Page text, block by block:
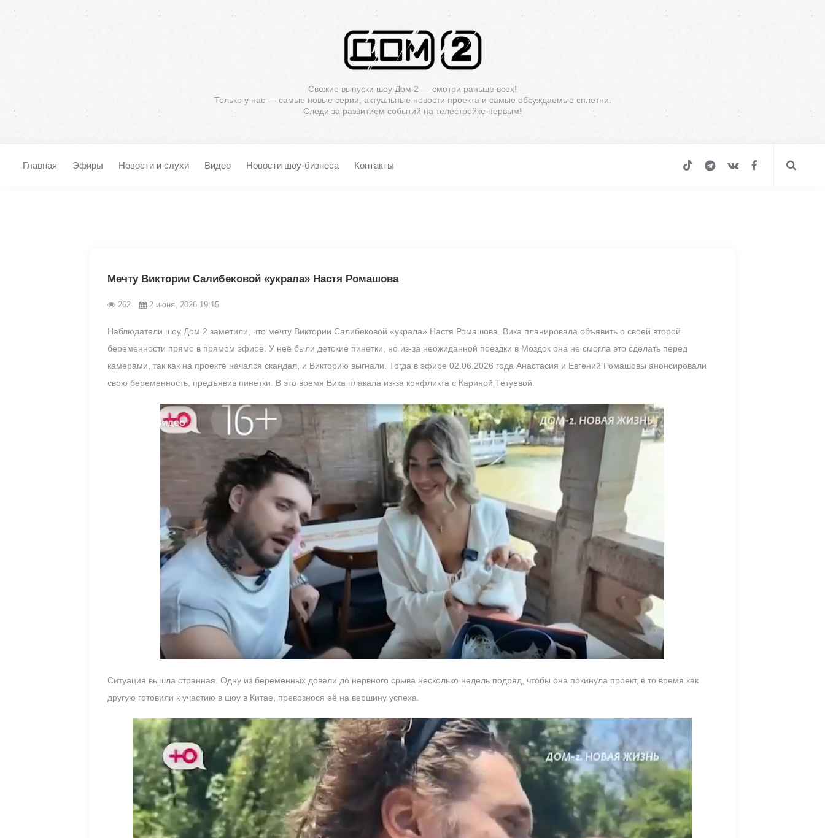
Свежие выпуски шоу Дом 2 — смотри раньше всех!
Только у нас — самые новые серии, актуальные новости проекта и самые обсуждаемые сплетни.
Следи за развитием событий на телестройке первым!
Главная Эфиры Новости и слухи Видео Новости шоу-бизнеса Контакты
Мечту Виктории Салибековой «украла» Настя Ромашова
262 2 июня, 2026 19:15
Наблюдатели шоу Дом 2 заметили, что мечту Виктории Салибековой «украла» Настя Ромашова. Вика планировала объявить о своей второй
беременности прямо в прямом эфире. У неё были детские пинетки, но из-за неожиданной поездки в Моздок она не смогла это сделать перед
камерами, так как на проекте начался скандал, и Викторию выгнали. Тогда в эфире 02.06.2026 года Анастасия и Евгений Ромашовы анонсировали
свою беременность, предъявив пинетки. В это время Вика плакала из-за конфликта с Кариной Тетуевой.
Ситуация вышла странная. Одну из беременных довели до нервного срыва несколько недель подряд, чтобы она покинула проект, в то время как
другую готовили к участию в шоу в Китае, превознося её на вершину успеха.